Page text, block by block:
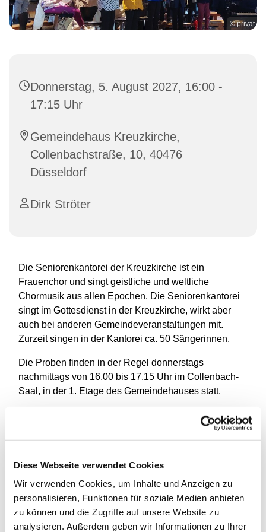
Diese Webseite verwendet Cookies
Wir verwenden Cookies, um Inhalte und Anzeigen zu
personalisieren, Funktionen für soziale Medien anbieten
zu können und die Zugriffe auf unsere Website zu
analysieren. Außerdem geben wir Informationen zu Ihrer
© privat
Donnerstag, 5. August 2027, 16:00 -
17:15 Uhr
Gemeindehaus Kreuzkirche,
Collenbachstraße, 10, 40476
Düsseldorf
Dirk Ströter
Die Seniorenkantorei der Kreuzkirche ist ein
Frauenchor und singt geistliche und weltliche
Chormusik aus allen Epochen. Die Seniorenkantorei
singt im Gottesdienst in der Kreuzkirche, wirkt aber
auch bei anderen Gemeindeveranstaltungen mit.
Zurzeit singen in der Kantorei ca. 50 Sängerinnen.
Die Proben finden in der Regel donnerstags
nachmittags von 16.00 bis 17.15 Uhr im Collenbach-
Saal, in der 1. Etage des Gemeindehauses statt.
Interessenten melden sich bitte bei Dirk Ströter und
können nach Verabredung ganz unverbindlich Proben
besuchen. Ein Vorsingen ist nicht erforderlich.
59